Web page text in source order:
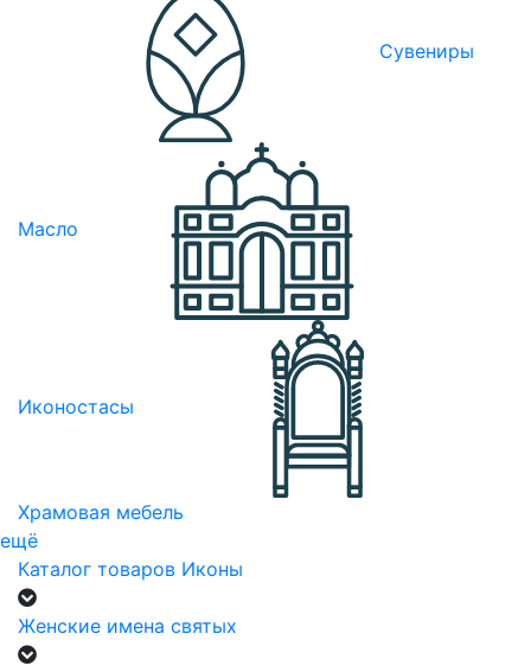
Сувениры
Масло
Иконостасы
Храмовая мебель
ещё
Каталог товаров Иконы
Женские имена святых